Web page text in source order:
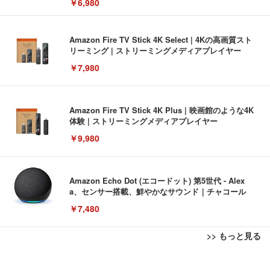
Amazon Fire TV Stick 4K Select | 4Kの高画質スト
リーミング | ストリーミングメディアプレイヤー
￥7,980
Amazon Fire TV Stick 4K Plus | 映画館のような4K
体験 | ストリーミングメディアプレイヤー
￥9,980
Amazon Echo Dot (エコードット) 第5世代 - Alex
a、センサー搭載、鮮やかなサウンド｜チャコール
￥7,480
>> もっと見る